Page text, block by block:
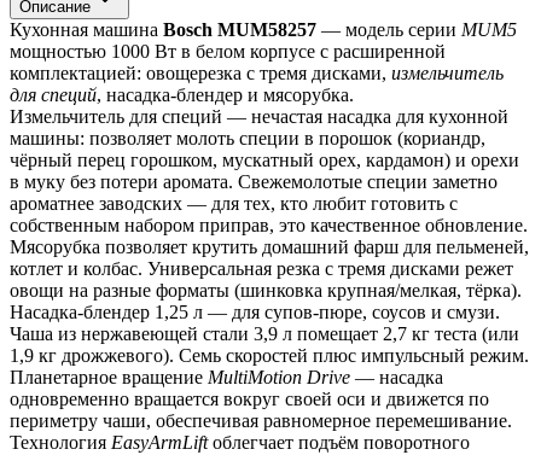
Описание
Кухонная машина Bosch MUM58257 — модель серии MUM5
мощностью 1000 Вт в белом корпусе с расширенной
комплектацией: овощерезка с тремя дисками, измельчитель
для специй, насадка-блендер и мясорубка.
Измельчитель для специй — нечастая насадка для кухонной
машины: позволяет молоть специи в порошок (кориандр,
чёрный перец горошком, мускатный орех, кардамон) и орехи
в муку без потери аромата. Свежемолотые специи заметно
ароматнее заводских — для тех, кто любит готовить с
собственным набором приправ, это качественное обновление.
Мясорубка позволяет крутить домашний фарш для пельменей,
котлет и колбас. Универсальная резка с тремя дисками режет
овощи на разные форматы (шинковка крупная/мелкая, тёрка).
Насадка-блендер 1,25 л — для супов-пюре, соусов и смузи.
Чаша из нержавеющей стали 3,9 л помещает 2,7 кг теста (или
1,9 кг дрожжевого). Семь скоростей плюс импульсный режим.
Планетарное вращение MultiMotion Drive — насадка
одновременно вращается вокруг своей оси и движется по
периметру чаши, обеспечивая равномерное перемешивание.
Технология EasyArmLift облегчает подъём поворотного